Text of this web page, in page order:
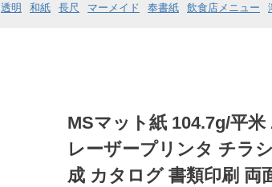
透明 和紙 長尺 マーメイド 奉書紙 飲食店メニュー
MSマット紙 104.7g/平
レーザープリンタ チラ
成 カタログ 書類印刷 両